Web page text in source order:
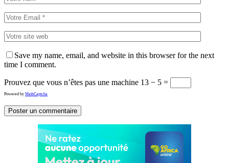
Save my name, email, and website in this browser for the next
time I comment.
Prouvez que vous n’êtes pas une machine 13 − 5 =
Powered by MathCaptcha